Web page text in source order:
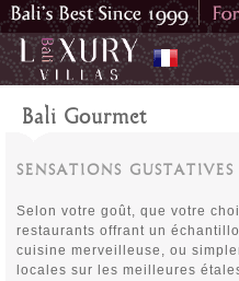
Bali Gourmet
SENSATIONS GUSTATIVES
Selon votre goût, que votre
restaurants offrant un
cuisine merveilleuse, ou
locales sur les meilleures